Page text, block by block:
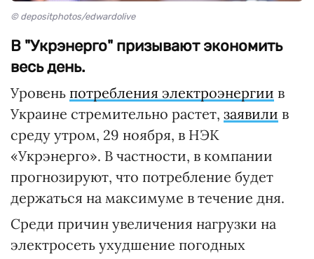
© depositphotos/edwardolive
В "Укрэнерго" призывают экономить
весь день.
Уровень потребления электроэнергии в
Украине стремительно растет, заявили в
среду утром, 29 ноября, в НЭК
«Укрэнерго». В частности, в компании
прогнозируют, что потребление будет
держаться на максимуме в течение дня.
Среди причин увеличения нагрузки на
электросеть ухудшение погодных